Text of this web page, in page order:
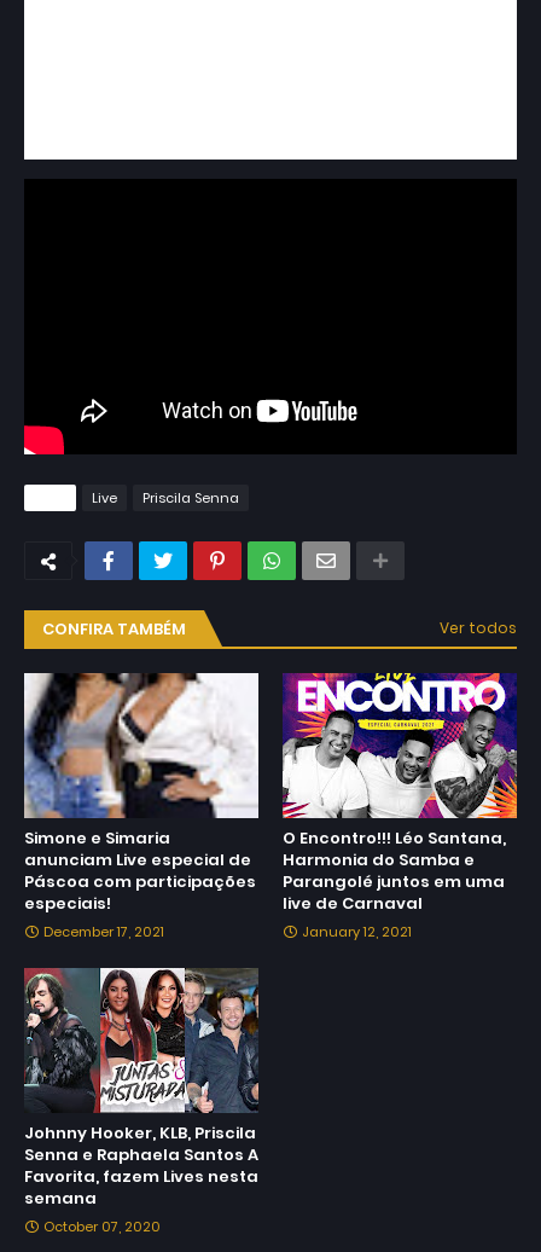
Live Priscila Senna
CONFIRA TAMBÉM Ver todos
Simone e Simaria
anunciam Live especial de
Páscoa com participações
especiais!
December 17, 2021
O Encontro!!! Léo Santana,
Harmonia do Samba e
Parangolé juntos em uma
live de Carnaval
January 12, 2021
Johnny Hooker, KLB, Priscila
Senna e Raphaela Santos A
Favorita, fazem Lives nesta
semana
October 07, 2020